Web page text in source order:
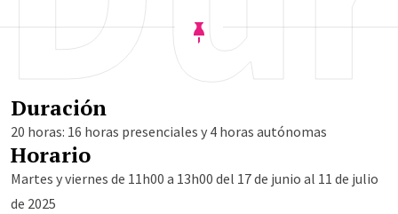
Duración
20 horas: 16 horas presenciales y 4 horas autónomas
Horario
Martes y viernes de 11h00 a 13h00 del 17 de junio al 11 de julio
de 2025